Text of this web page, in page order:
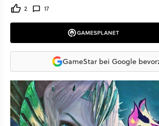
2 17
GameStar bei Google